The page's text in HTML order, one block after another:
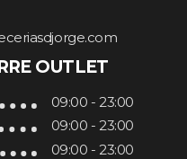
OUTLET
09:00 - 23:00
09:00 - 23:00
09:00 - 23:00